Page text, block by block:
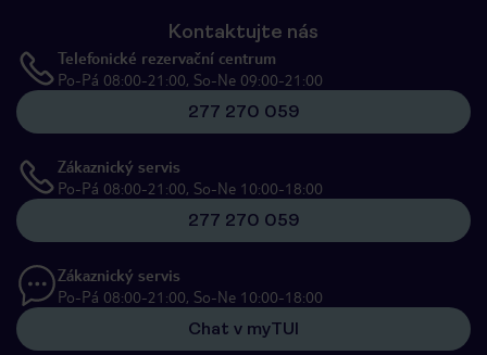
Kontaktujte nás
Telefonické rezervační centrum
Po-Pá 08:00-21:00, So-Ne 09:00-21:00
277 270 059
Zákaznický servis
Po-Pá 08:00-21:00, So-Ne 10:00-18:00
277 270 059
Zákaznický servis
Po-Pá 08:00-21:00, So-Ne 10:00-18:00
Chat v myTUI